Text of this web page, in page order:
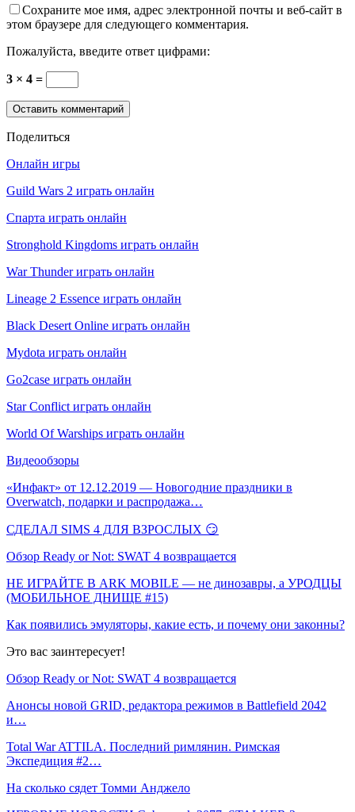
Сохраните мое имя, адрес электронной почты и веб-сайт в
этом браузере для следующего комментария.
Пожалуйста, введите ответ цифрами:
3 × 4 =
Поделиться
Онлайн игры
Guild Wars 2 играть онлайн
Спарта играть онлайн
Stronghold Kingdoms играть онлайн
War Thunder играть онлайн
Lineage 2 Essence играть онлайн
Black Desert Online играть онлайн
Mydota играть онлайн
Go2case играть онлайн
Star Conflict играть онлайн
World Of Warships играть онлайн
Видеообзоры
«Инфакт» от 12.12.2019 — Новогодние праздники в
Overwatch, подарки и распродажа…
СДЕЛАЛ SIMS 4 ДЛЯ ВЗРОСЛЫХ 😏
Обзор Ready or Not: SWAT 4 возвращается
НЕ ИГРАЙТЕ В ARK MOBILE — не динозавры, а УРОДЦЫ
(МОБИЛЬНОЕ ДНИЩЕ #15)
Как появились эмуляторы, какие есть, и почему они законны?
Это вас заинтересует!
Обзор Ready or Not: SWAT 4 возвращается
Анонсы новой GRID, редактора режимов в Battlefield 2042
и…
Total War ATTILA. Последний римлянин. Римская
Экспедиция #2…
На сколько сядет Томми Анджело